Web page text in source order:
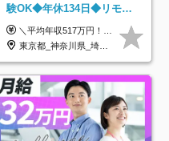
験OK◆年休134日◆リモー
トOK◆残業月7h以下◆賞与
年3回◆5年目まで必ず昇給
＼平均年収517万円！入社5年目まで毎年必ず昇給／ ■賞与年3回 ■年収800万円以上も可 ■入社3年以上の平均年収469.2万円 月給23万2000円以上＋賞与年3回＋各種手当 ☆入社5年目まで最大1万5000円の定期昇給を確約 ┃各種手当充実 ・規定の資格を取得すれば、2000円～5万円を毎月支給（2万4000円～60万円／年） ・研修中に取得した取得率95％の資格でも研修後の給料UP ※月給は年齢・経験・能力を考慮して、優遇いたします ※上記月給金額は固定残業代（20時間/3万1300円円以上）を含み、超過分は別途支給いたします ※試用期間（6ヶ月）は月給に変動はありますが、その他待遇に差異はありません ├入社後1ヶ月～3ヶ月間は、月給20万1900円となります └上記金額は固定残業代（10時間／1万6000円）を含み、超過分は別途支給いたします
東京都_神奈川県_埼玉県_千葉県_大阪府_愛知県_北海道_青森県_岩手県_宮城県_秋田県_山形県_福島県_茨城県_栃木県_群馬県_新潟県_山梨県_長野県_富山県_石川県_福井県_静岡県_岐阜県_三重県_兵庫県_京都府_滋賀県_奈良県_和歌山県_広島県_岡山県_鳥取県_島根県_山口県_徳島県_香川県_愛媛県_高知県_福岡県_熊本県_佐賀県_長崎県_大分県_宮崎県_鹿児島県_沖縄県